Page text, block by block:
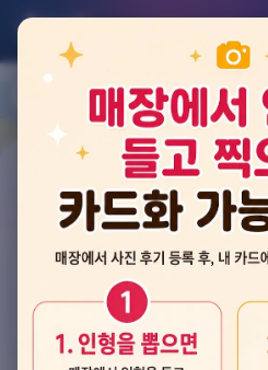
평점순 내 주변
뽑스 천안 불당점
★★★★☆ 4.2 후기 33